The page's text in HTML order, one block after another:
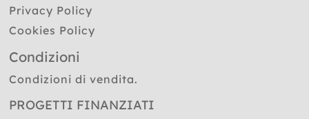
Privacy Policy
Cookies Policy
Condizioni
Condizioni di vendita.
PROGETTI FINANZIATI